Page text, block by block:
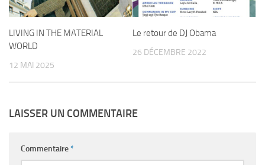
LIVING IN THE MATERIAL
WORLD
12 MAI 2025
Le retour de DJ Obama
26 DÉCEMBRE 2022
LAISSER UN COMMENTAIRE
Commentaire*